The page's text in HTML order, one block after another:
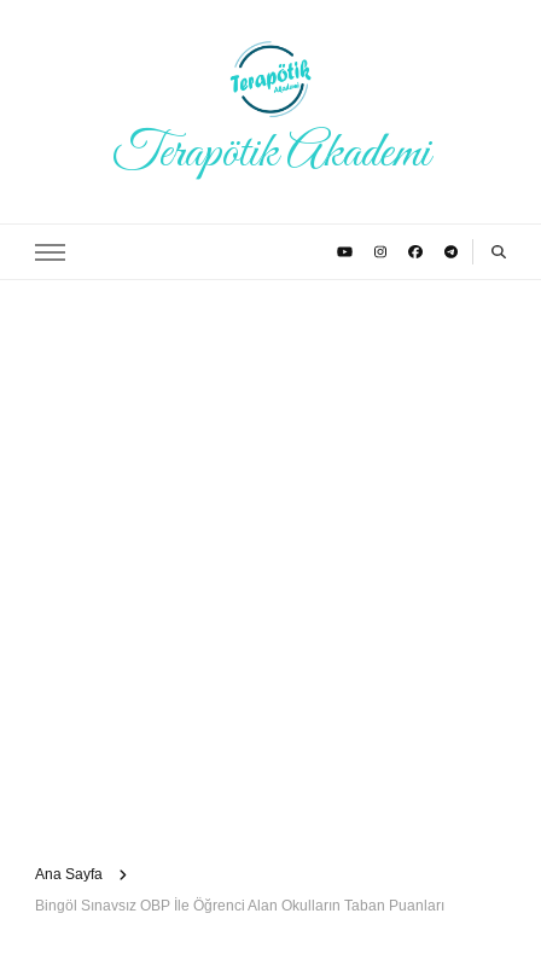
Terapötik Akademi
Ana Sayfa
Bingöl Sınavsız OBP İle Öğrenci Alan Okulların Taban Puanları